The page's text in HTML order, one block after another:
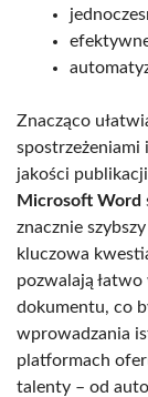
Znacząco
spostrzeżeniami
jakości
Microsoft Word
znacznie
kluczowa
pozwalają
dokumentu, co
wprowadzania
platformach
talenty – od